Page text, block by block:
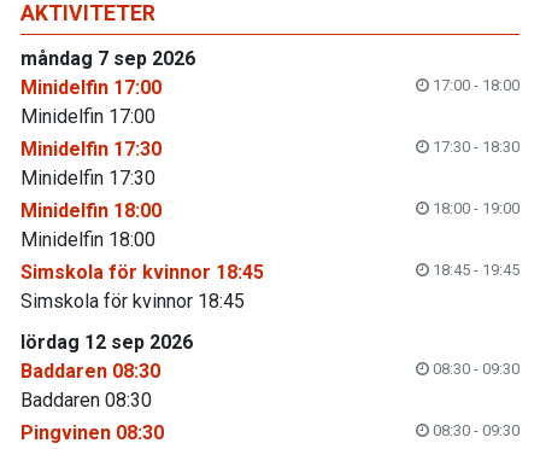
AKTIVITETER
måndag 7 sep 2026
Minidelfin 17:00
17:00 - 18:00
Minidelfin 17:00
Minidelfin 17:30
17:30 - 18:30
Minidelfin 17:30
Minidelfin 18:00
18:00 - 19:00
Minidelfin 18:00
Simskola för kvinnor 18:45
18:45 - 19:45
Simskola för kvinnor 18:45
lördag 12 sep 2026
Baddaren 08:30
08:30 - 09:30
Baddaren 08:30
Pingvinen 08:30
08:30 - 09:30